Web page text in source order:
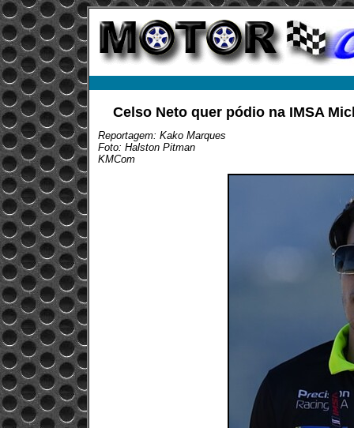
Celso Neto quer pódio na IMSA
Reportagem: Kako Marques
Foto: Halston Pitman
KMCom